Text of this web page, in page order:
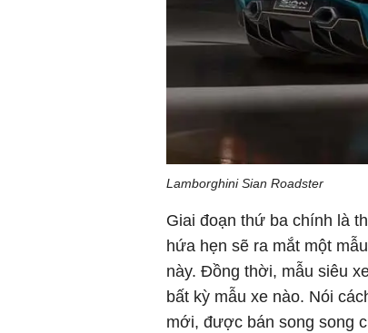
Lamborghini Sian Roadster
Giai đoạn thứ ba chính là
hứa hẹn sẽ ra mắt một
này. Đồng thời, mẫu siêu
bất kỳ mẫu xe nào. Nói
mới, được bán song song